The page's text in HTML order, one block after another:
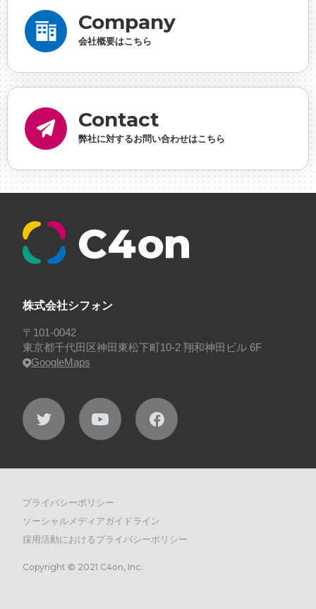
ラム愛
事業実績
#事業紹介 #仕事紹介
#休業日
らん
#健康企業宣言 #健康優良法人 #入社式
#
理・ゲームPM
#勉強会
に理解した
#採用
#採用向け #新卒 #新卒採用
#歓迎会
ュー
#福利厚生
プロジェクト・サービス
#行事
Company
会社概要はこちら
Contact
弊社に対するお問い合わせはこちら
株式会社シフォン
〒101-0042
東京都千代田区神田東松下町10-2 翔和神田ビル 6F
GoogleMaps
プライバシーポリシー
ソーシャルメディアガイドライン
採用活動におけるプライバシーポリシー
Copyright © 2021 C4on, Inc.